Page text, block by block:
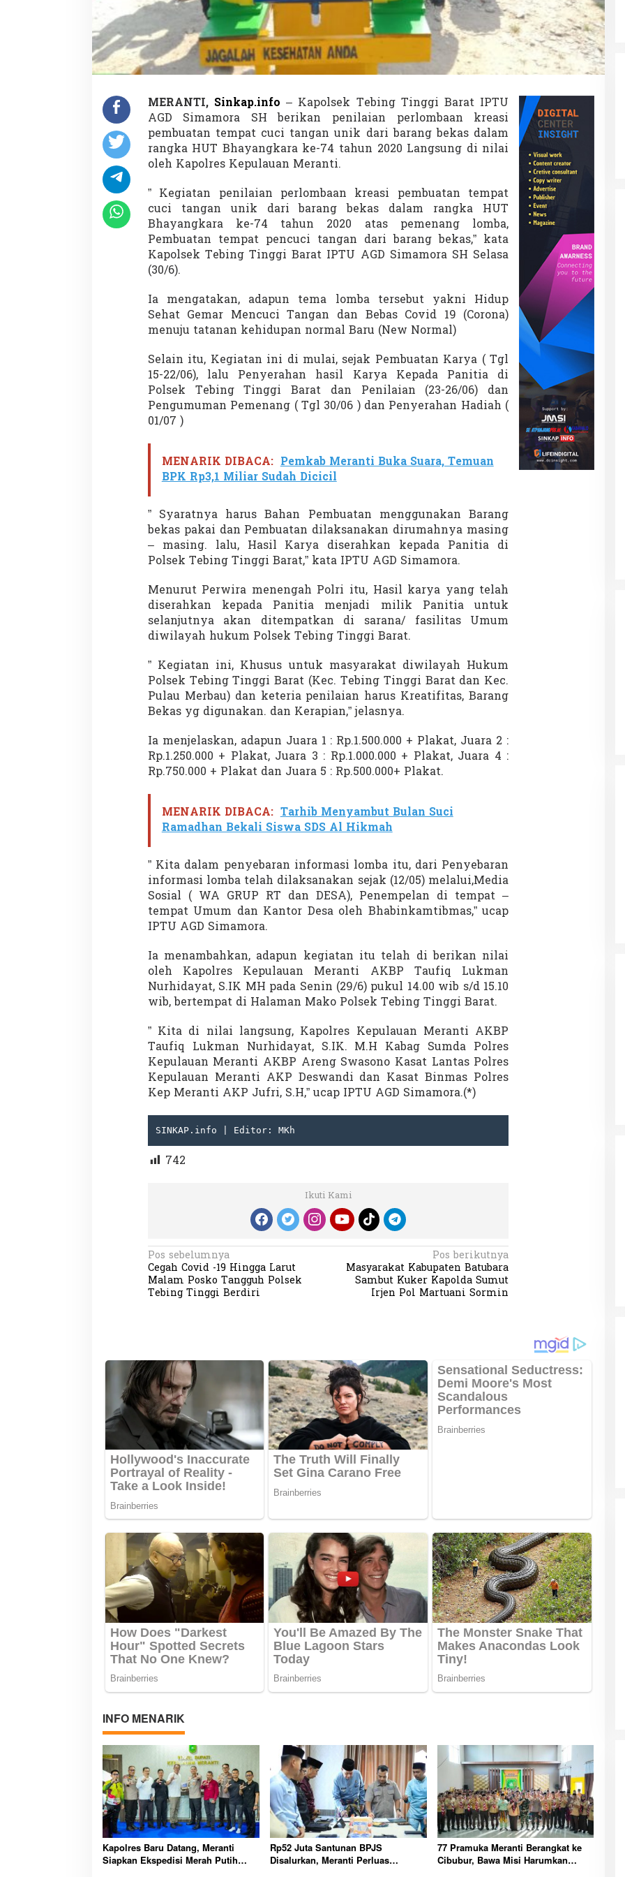
B
a
t
D
i
i
l
a
i
L
a
g
u
n
g
K
l
r
e
MERANTI, Sinkap.info– Kapolsek Tebing Tinggi Barat IPTU
AGD Simamora SH berikan penilaian perlombaan kreasi
pembuatan tempat cuci tangan unik dari barang bekas dalam
rangka HUT Bhayangkara ke-74 tahun 2020 Langsung di nilai
oleh Kapolres Kepulauan Meranti.
” Kegiatan penilaian perlombaan kreasi pembuatan tempat
cuci tangan unik dari barang bekas dalam rangka HUT
Bhayangkara ke-74 tahun 2020 atas pemenang lomba,
Pembuatan tempat pencuci tangan dari barang bekas,” kata
Kapolsek Tebing Tinggi Barat IPTU AGD Simamora SH Selasa
(30/6).
Ia mengatakan, adapun tema lomba tersebut yakni Hidup
Sehat Gemar Mencuci Tangan dan Bebas Covid 19 (Corona)
menuju tatanan kehidupan normal Baru (New Normal)
Selain itu, Kegiatan ini di mulai, sejak Pembuatan Karya ( Tgl
15-22/06), lalu Penyerahan hasil Karya Kepada Panitia di
Polsek Tebing Tinggi Barat dan Penilaian (23-26/06) dan
Pengumuman Pemenang ( Tgl 30/06 ) dan Penyerahan Hadiah (
01/07 )
MENARIK DIBACA: Pemkab Meranti Buka Suara, Temuan
BPK Rp3,1 Miliar Sudah Dicicil
” Syaratnya harus Bahan Pembuatan menggunakan Barang
bekas pakai dan Pembuatan dilaksanakan dirumahnya masing
– masing. lalu, Hasil Karya diserahkan kepada Panitia di
Polsek Tebing Tinggi Barat,” kata IPTU AGD Simamora.
Menurut Perwira menengah Polri itu, Hasil karya yang telah
diserahkan kepada Panitia menjadi milik Panitia untuk
selanjutnya akan ditempatkan di sarana/ fasilitas Umum
diwilayah hukum Polsek Tebing Tinggi Barat.
” Kegiatan ini, Khusus untuk masyarakat diwilayah Hukum
Polsek Tebing Tinggi Barat (Kec. Tebing Tinggi Barat dan Kec.
Pulau Merbau) dan keteria penilaian harus Kreatifitas, Barang
Bekas yg digunakan. dan Kerapian,” jelasnya.
Ia menjelaskan, adapun Juara 1 : Rp.1.500.000 + Plakat, Juara 2 :
Rp.1.250.000 + Plakat, Juara 3 : Rp.1.000.000 + Plakat, Juara 4 :
Rp.750.000 + Plakat dan Juara 5 : Rp.500.000+ Plakat.
MENARIK DIBACA: Tarhib Menyambut Bulan Suci
Ramadhan Bekali Siswa SDS Al Hikmah
” Kita dalam penyebaran informasi lomba itu, dari Penyebaran
informasi lomba telah dilaksanakan sejak (12/05) melalui,Media
Sosial ( WA GRUP RT dan DESA), Penempelan di tempat –
tempat Umum dan Kantor Desa oleh Bhabinkamtibmas,” ucap
IPTU AGD Simamora.
Ia menambahkan, adapun kegiatan itu telah di berikan nilai
oleh Kapolres Kepulauan Meranti AKBP Taufiq Lukman
Nurhidayat, S.IK MH pada Senin (29/6) pukul 14.00 wib s/d 15.10
wib, bertempat di Halaman Mako Polsek Tebing Tinggi Barat.
” Kita di nilai langsung, Kapolres Kepulauan Meranti AKBP
Taufiq Lukman Nurhidayat, S.IK. M.H Kabag Sumda Polres
Kepulauan Meranti AKBP Areng Swasono Kasat Lantas Polres
Kepulauan Meranti AKP Deswandi dan Kasat Binmas Polres
Kep Meranti AKP Jufri, S.H,” ucap IPTU AGD Simamora.(*)
SINKAP.info | Editor: MKh
742
Ikuti Kami
N
a
v
a
s
i
p
o
s
Pos sebelumnya
Cegah Covid -19 Hingga Larut
Malam Posko Tangguh Polsek
Tebing Tinggi Berdiri
Pos berikutnya
Masyarakat Kabupaten Batubara
Sambut Kuker Kapolda Sumut
Irjen Pol Martuani Sormin
INFO MENARIK
Kapolres Baru Datang, Meranti
Siapkan Ekspedisi Merah Putih
Rp52 Juta Santunan BPJS
Disalurkan, Meranti Perluas
77 Pramuka Meranti Berangkat ke
Cibubur, Bawa Misi Harumkan
Penembakan Tragis Charlie Kirk di
Utah: Pelaku Senapan Jarak Jauh
Masih Buron
Di GLOBAL, SOROTAN | 12 September 2025
Demonstrasi Gen-Z Guncang
Nepal, PM Mundur Mendadak
Partisipasi Pemuda dalam
Pelayanan Sukarela Internasional
Diadakan di Nanjing
Di GLOBAL, VIDEO | 18 Januari 2024
Eksplore Meranti – Yok ke Meranti
Di Budaya, NASIONAL, VIDEO, Wisata
2024